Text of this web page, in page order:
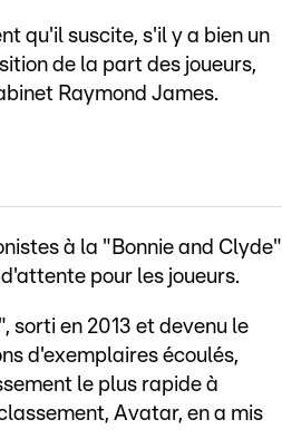
qu'il suscite, s'il y a bien un
de la part des joueurs,
Raymond James.
à la "Bonnie and Clyde"
pour les joueurs.
sorti en 2013 et devenu le
d'exemplaires écoulés,
le plus rapide à
Avatar, en a mis